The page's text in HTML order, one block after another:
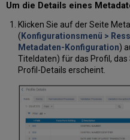
Arbeiten
CNMARC-
Feldern,
Normalisierung
und
Überprüfung
Arbeiten
mit
MODS-
Feldern,
Normalisierung
Um die Details eines
Klicken Sie auf der Seite
( Konfigurationsmenü >
Metadaten-Konfiguration)
Titeldaten) für das Profil, das
Profil-Details erscheint.